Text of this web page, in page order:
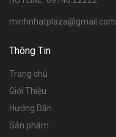
minhnhatplaza@gmail.com
Thông Tin
Trang chủ
Giới Thiệu
Hướng Dẫn
Sản phẩm